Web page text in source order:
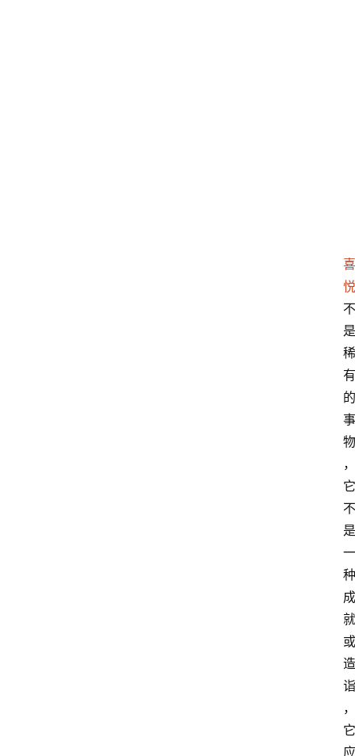
喜
悦
不
是
稀
有
的
事
物
，
它
不
是
一
种
成
就
或
造
诣
，
它
应